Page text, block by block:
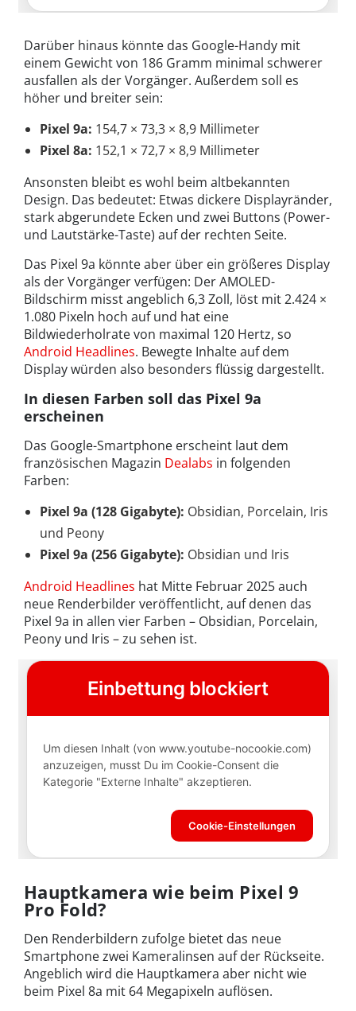
Darüber hinaus könnte das Google-Handy mit
einem Gewicht von 186 Gramm minimal schwerer
ausfallen als der Vorgänger. Außerdem soll es
höher und breiter sein:
Pixel 9a: 154,7 × 73,3 × 8,9 Millimeter
Pixel 8a: 152,1 × 72,7 × 8,9 Millimeter
Ansonsten bleibt es wohl beim altbekannten
Design. Das bedeutet: Etwas dickere Displayränder,
stark abgerundete Ecken und zwei Buttons (Power-
und Lautstärke-Taste) auf der rechten Seite.
Das Pixel 9a könnte aber über ein größeres Display
als der Vorgänger verfügen: Der AMOLED-
Bildschirm misst angeblich 6,3 Zoll, löst mit 2.424 ×
1.080 Pixeln hoch auf und hat eine
Bildwiederholrate von maximal 120 Hertz, so
Android Headlines. Bewegte Inhalte auf dem
Display würden also besonders flüssig dargestellt.
In diesen Farben soll das Pixel 9a
erscheinen
Das Google-Smartphone erscheint laut dem
französischen Magazin Dealabs in folgenden
Farben:
Pixel 9a (128 Gigabyte): Obsidian, Porcelain, Iris
und Peony
Pixel 9a (256 Gigabyte): Obsidian und Iris
Android Headlines hat Mitte Februar 2025 auch
neue Renderbilder veröffentlicht, auf denen das
Pixel 9a in allen vier Farben – Obsidian, Porcelain,
Peony und Iris – zu sehen ist.
Hauptkamera wie beim Pixel 9
Pro Fold?
Den Renderbildern zufolge bietet das neue
Smartphone zwei Kameralinsen auf der Rückseite.
Angeblich wird die Hauptkamera aber nicht wie
beim Pixel 8a mit 64 Megapixeln auflösen.